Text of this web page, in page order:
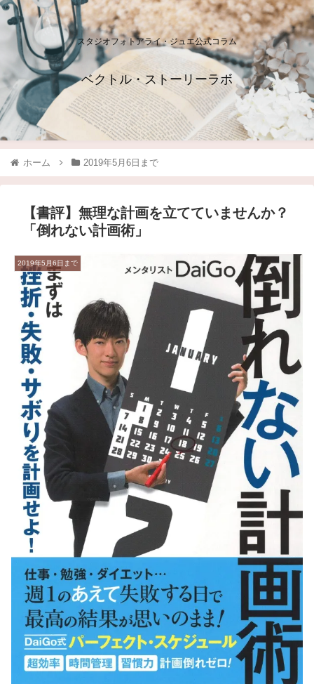
スタジオフォトアライ・ジュエ公式コラム
ベクトル・ストーリーラボ
ホーム 2019年5月6日まで
【書評】無理な計画を立てていませんか？
「倒れない計画術」
2019年5月6日まで